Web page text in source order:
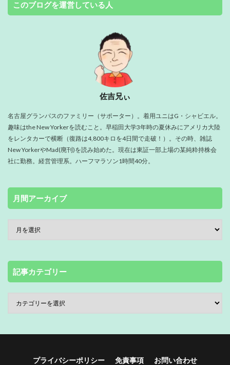
このブログを運営している人
佐吉兄ぃ
名古屋グランパスのファミリー（サポーター）。着用ユニはG・シャビエル。
趣味はthe New Yorkerを読むこと。早稲田大学3年時の夏休みにアメリカ大陸
をレンタカーで横断（復路は4,800キロを4日間で走破！）。その時、雑誌
New YorkerやMad(廃刊)を読み始めた。現在は東証一部上場の某純粋持株会
社に勤務。経営管理系。ハーフマラソン1時間40分。
月間アーカイブ
記事カテゴリー
プライバシーポリシー 免責事項 お問い合わせ